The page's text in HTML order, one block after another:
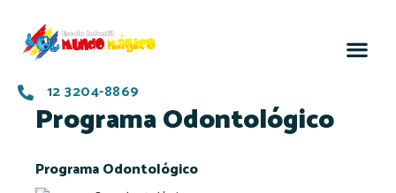
12 3204-8869
Programa Odontológico
Programa Odontológico